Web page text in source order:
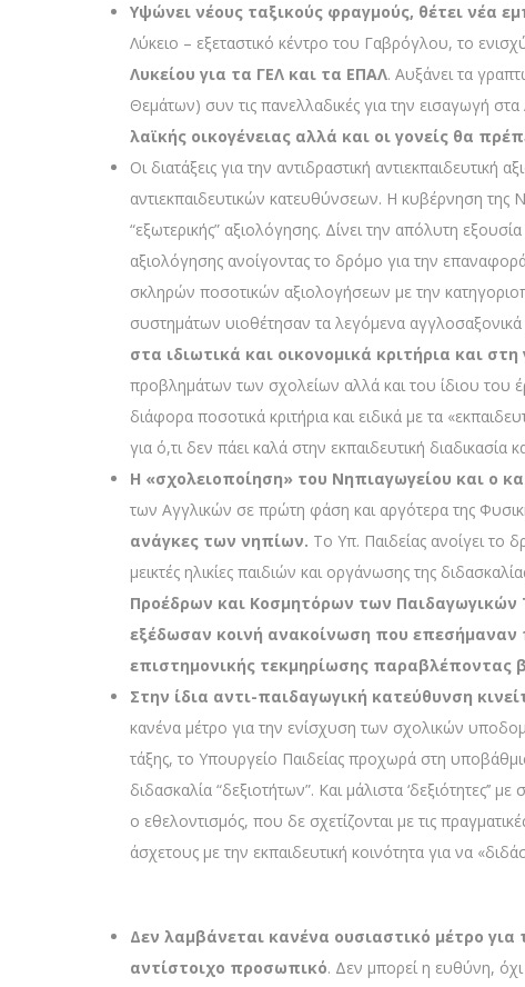
Υψώνει νέους ταξικούς φραγμούς, θέτει
Λύκειο – εξεταστικό κέντρο του Γαβρόγλου, το
Λυκείου για τα ΓΕΛ και τα ΕΠΑΛ. Αυξάνει τα
Θεμάτων) συν τις πανελλαδικές για την εισαγωγή στα
λαϊκής οικογένειας αλλά και οι γονείς θα
Οι διατάξεις για την αντιδραστική
αντιεκπαιδευτικών κατευθύνσεων. Η κυβέρνηση της
“εξωτερικής” αξιολόγησης. Δίνει την απόλυτη
αξιολόγησης ανοίγοντας το δρόμο για την
σκληρών ποσοτικών αξιολογήσεων με την
συστημάτων υιοθέτησαν τα λεγόμενα
στα ιδιωτικά και οικονομικά κριτήρια και
προβλημάτων των σχολείων αλλά και του ίδιου του
διάφορα ποσοτικά κριτήρια και ειδικά με τα
για ό,τι δεν πάει καλά στην εκπαιδευτική
Η «σχολειοποίηση» του Νηπιαγωγείου και ο
των Αγγλικών σε πρώτη φάση και αργότερα της
ανάγκες των νηπίων. Το Υπ. Παιδείας ανοίγει το
μεικτές ηλικίες παιδιών και οργάνωσης της
Προέδρων και Κοσμητόρων των Παιδαγωγικών
εξέδωσαν κοινή ανακοίνωση που
επιστημονικής τεκμηρίωσης παραβλέποντας
Στην ίδια αντι-παιδαγωγική κατεύθυνση
κανένα μέτρο για την ενίσχυση των σχολικών
τάξης, το Υπουργείο Παιδείας προχωρά στη
διδασκαλία “δεξιοτήτων”. Και μάλιστα
ο εθελοντισμός, που δε σχετίζονται με τις
άσχετους με την εκπαιδευτική κοινότητα για να
Δεν λαμβάνεται κανένα ουσιαστικό μέτρο
αντίστοιχο προσωπικό. Δεν μπορεί η ευθύνη,